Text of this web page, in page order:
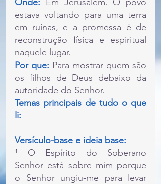
estava voltando para uma terra
em ruínas, e a promessa é de
reconstrução física e espiritual
naquele lugar.
Por que: Para mostrar quem são
os filhos de Deus debaixo da
autoridade do Senhor.
Temas principais de tudo o que
li:
Versículo-base e ideia base:
¹ O Espírito do Soberano
Senhor está sobre mim porque
o Senhor ungiu-me para levar